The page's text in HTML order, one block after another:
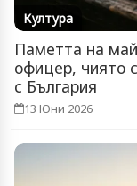
Култура
Паметта на
офицер, чиято
с България
13 Юни 2026